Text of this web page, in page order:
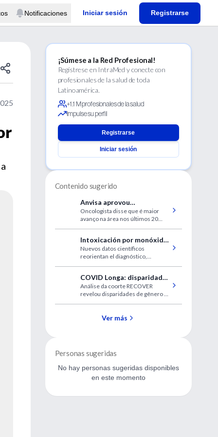
Notificaciones Iniciar sesión Registrarse
¡Súmese a la Red Profesional!
Regístrese en IntraMed y conecte con
profesionales de la salud de toda
Latinoamérica.
+1.1 M profesionales de la salud
Impulse su perfil
Registrarse
Iniciar sesión
Contenido sugerido
Anvisa aprovou
medicamento oral para
tratar tumores cerebrais
Oncologista disse que é maior
avanço na área nos últimos 20
Intoxicación por monóxido
de carbono: ¿cómo actuar
ante un cuadro
potencialmente letal?
Nuevos datos científicos
reorientan el diagnóstico,
urgencias.
COVID Longa: disparidades
de gênero
Análise da coorte RECOVER
revelou disparidades de gênero e
da condição pós-COVID.
Ver más
Personas sugeridas
No hay personas sugeridas disponibles
en este momento